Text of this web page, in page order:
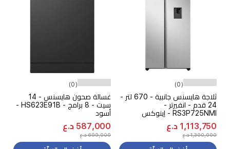
(0)
ثلاجة هايسنس جانبية - 670 لتر -
24 قدم - انفيرتر -
RS3P725NMI - إينوكس
1,113,750 د.ع
1,300,000 د.ع
(0)
غسالة صحون هايسنس - 14
سيت - 8 برامج - HS623E91B -
أسود
587,000 د.ع
699,000 د.ع